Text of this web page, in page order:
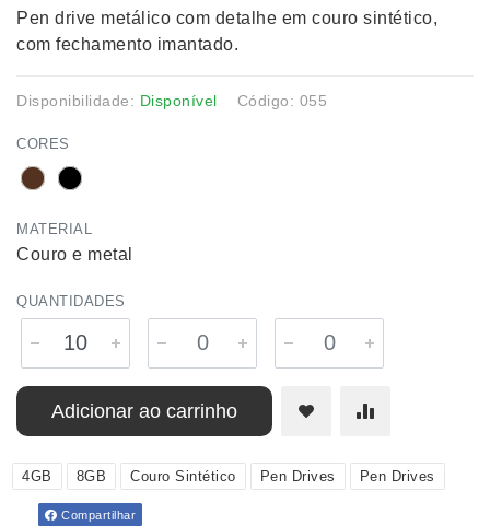
Pen drive metálico com detalhe em couro sintético,
com fechamento imantado.
Disponibilidade: Disponível Código: 055
CORES
MATERIAL
Couro e metal
QUANTIDADES
Adicionar ao carrinho
4GB 8GB Couro Sintético Pen Drives Pen Drives
Compartilhar